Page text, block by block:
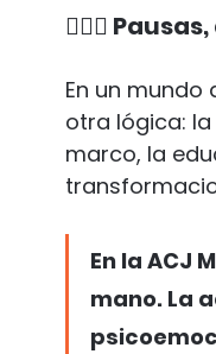
🧘🏻‍♀️
En un
otra lógica:
marco, la
En la ACJ
mano. La